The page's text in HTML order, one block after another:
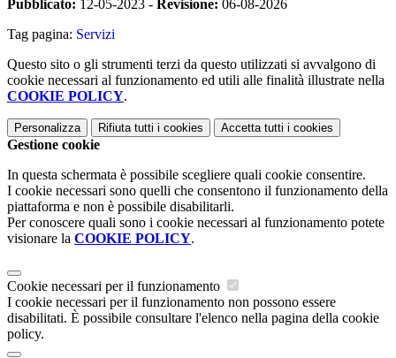
Pubblicato: 12-05-2023 - Revisione: 06-08-2026
Tag pagina: Servizi
Questo sito o gli strumenti terzi da questo utilizzati si avvalgono di
cookie necessari al funzionamento ed utili alle finalità illustrate nella
COOKIE POLICY.
Personalizza Rifiuta tutti i cookies Accetta tutti i cookies
Gestione cookie
In questa schermata è possibile scegliere quali cookie consentire.
I cookie necessari sono quelli che consentono il funzionamento della
piattaforma e non è possibile disabilitarli.
Per conoscere quali sono i cookie necessari al funzionamento potete
visionare la COOKIE POLICY.
Cookie necessari per il funzionamento
I cookie necessari per il funzionamento non possono essere
disabilitati. È possibile consultare l'elenco nella pagina della cookie
policy.